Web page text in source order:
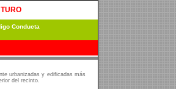
Conducta
urbanizadas y edificadas más
del recinto.